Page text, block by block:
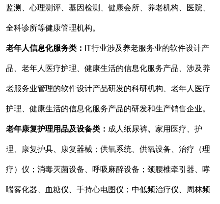
监测、心理测评、基因检测、健康会所、养老机构、医院、
全科诊所等健康管理机构。
老年人信息化服务类： IT行业涉及养老服务业的软件设计产
品、老年人医疗护理、健康生活的信息化服务产品、涉及养
老服务业管理的软件设计产品研发的科研机构、老年人医疗
护理、健康生活的信息化服务产品的研发和生产销售企业。
老年康复护理用品及设备类： 成人纸尿裤、 家用医疗、护
理、康复护具、康复器械；供氧系统、供氧设备、治疗（理
疗）仪；消毒灭菌设备、呼吸麻醉设备；颈腰椎牵引器、哮
喘雾化器、血糖仪、手持心电图仪；中低频治疗仪、周林频